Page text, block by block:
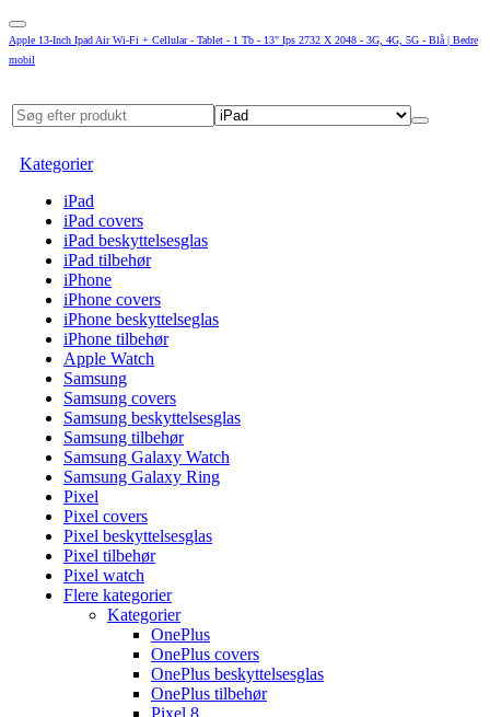
Apple 13-Inch Ipad Air Wi-Fi + Cellular - Tablet - 1 Tb - 13" Ips 2732 X 2048 - 3G, 4G, 5G - Blå | Bedre
mobil
Kategorier
iPad
iPad covers
iPad beskyttelsesglas
iPad tilbehør
iPhone
iPhone covers
iPhone beskyttelseglas
iPhone tilbehør
Apple Watch
Samsung
Samsung covers
Samsung beskyttelsesglas
Samsung tilbehør
Samsung Galaxy Watch
Samsung Galaxy Ring
Pixel
Pixel covers
Pixel beskyttelsesglas
Pixel tilbehør
Pixel watch
Flere kategorier
Kategorier
OnePlus
OnePlus covers
OnePlus beskyttelsesglas
OnePlus tilbehør
Pixel 8